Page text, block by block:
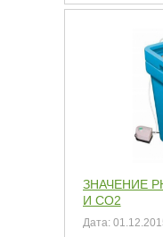
ЗНАЧЕНИЕ
И СО2
Дата: